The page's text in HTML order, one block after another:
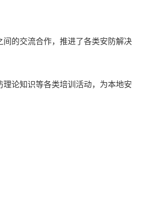
的交流合作，推进了各类安防解决
论知识等各类培训活动，为本地安